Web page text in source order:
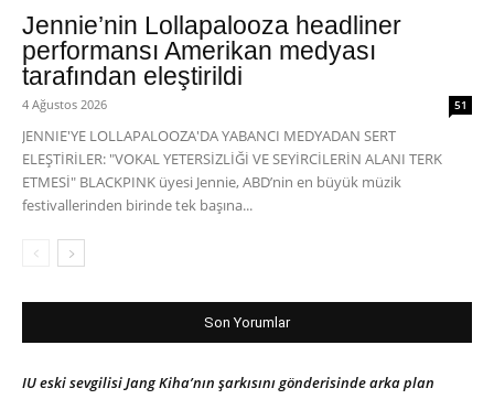
Jennie’nin Lollapalooza headliner
performansı Amerikan medyası
tarafından eleştirildi
4 Ağustos 2026 51
JENNIE'YE LOLLAPALOOZA'DA YABANCI MEDYADAN SERT
ELEŞTİRİLER: "VOKAL YETERSİZLİĞİ VE SEYİRCİLERİN ALANI TERK
ETMESİ" BLACKPINK üyesi Jennie, ABD’nin en büyük müzik
festivallerinden birinde tek başına...
Son Yorumlar
IU eski sevgilisi Jang Kiha’nın şarkısını gönderisinde arka plan